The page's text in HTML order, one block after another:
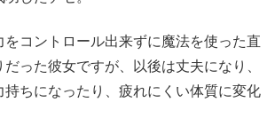
をコントロール出来ずに魔法を使った直
った彼女ですが、以後は丈夫になり、
持ちになったり、疲れにくい体質に変化